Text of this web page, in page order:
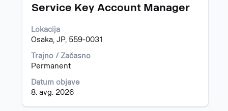
Naziv
Service Key Account Manager
Lokacija
Osaka, JP, 559-0031
Trajno / Začasno
Permanent
Datum objave
8. avg. 2026
Izberite
preslednico,
da
celotno
vsebino
o
delovnem
mestu.